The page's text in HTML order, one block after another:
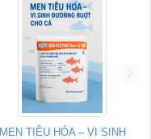
MEN TIÊU HÓA – VI SINH